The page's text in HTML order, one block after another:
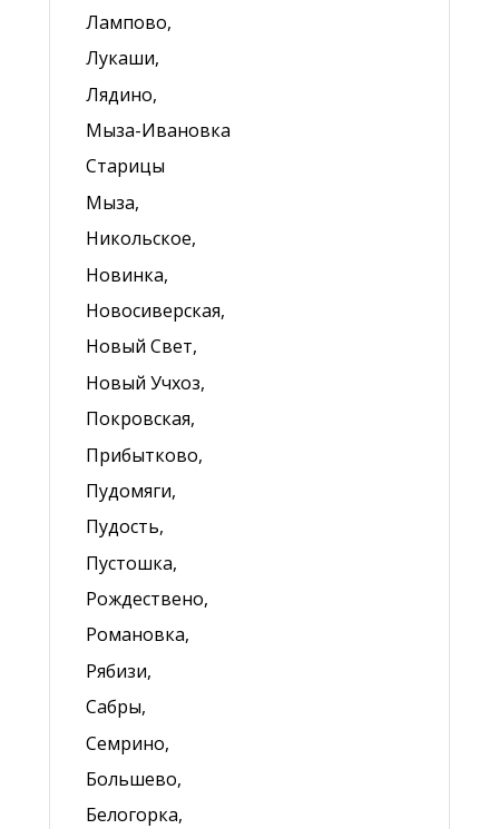
Лампово,
Лукаши,
Лядино,
Мыза-Ивановка
Старицы
Мыза,
Никольское,
Новинка,
Новосиверская,
Новый Свет,
Новый Учхоз,
Покровская,
Прибытково,
Пудомяги,
Пудость,
Пустошка,
Рождествено,
Романовка,
Рябизи,
Сабры,
Семрино,
Большево,
Белогорка,